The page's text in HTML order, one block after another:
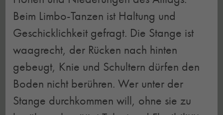
Beim Limbo-Tanzen ist Haltung und
Geschicklichkeit gefragt. Die Stange ist
waagrecht, der Rücken nach hinten
gebeugt, Knie und Schultern dürfen den
Boden nicht berühren. Wer unter der
Stange durchkommen will, ohne sie zu